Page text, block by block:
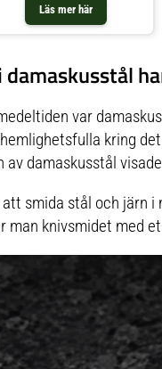
Läs mer här
damaskusstål
var
kring
av damaskusstål
att smida stål och järn
man knivsmidet med